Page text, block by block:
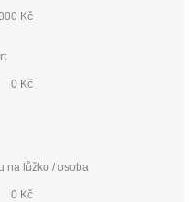
Kč
0 Kč
na lůžko / osoba
0 Kč